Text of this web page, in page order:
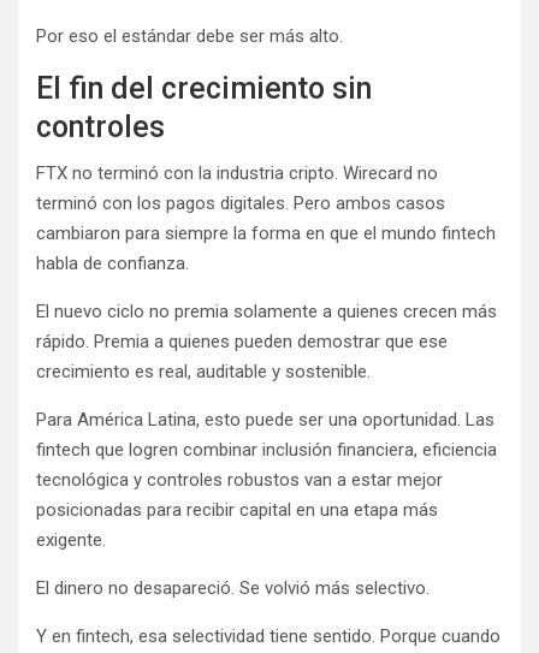
Por eso el estándar debe ser más alto.
El fin del crecimiento sin
controles
FTX no terminó con la industria cripto. Wirecard no
terminó con los pagos digitales. Pero ambos casos
cambiaron para siempre la forma en que el mundo fintech
habla de confianza.
El nuevo ciclo no premia solamente a quienes crecen más
rápido. Premia a quienes pueden demostrar que ese
crecimiento es real, auditable y sostenible.
Para América Latina, esto puede ser una oportunidad. Las
fintech que logren combinar inclusión financiera, eficiencia
tecnológica y controles robustos van a estar mejor
posicionadas para recibir capital en una etapa más
exigente.
El dinero no desapareció. Se volvió más selectivo.
Y en fintech, esa selectividad tiene sentido. Porque cuando